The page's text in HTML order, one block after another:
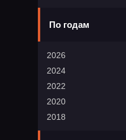
По годам
2026
2024
2022
2020
2018